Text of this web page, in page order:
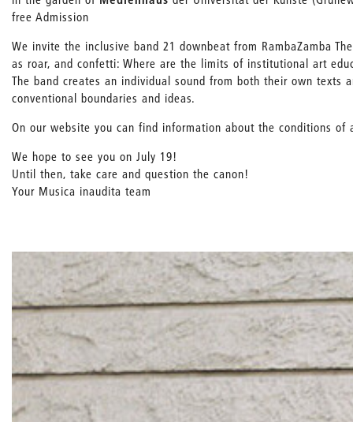
free Admission
We invite the inclusive band 21 downbeat from RambaZamba
as roar, and confetti: Where are the limits of institutional art
The band creates an individual sound from both their own texts
conventional boundaries and ideas.
On our website you can find information about the conditions
We hope to see you on July 19!
Until then, take care and question the canon!
Your Musica inaudita team